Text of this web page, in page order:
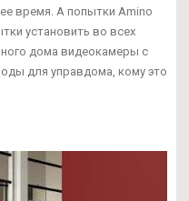
время. А попытки Amino
установить во всех
дома видеокамеры с
для управдома, кому это